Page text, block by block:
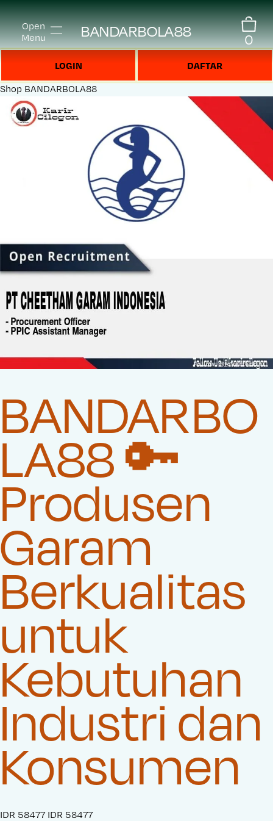
Open
Menu
BANDARBOLA88 0
LOGIN DAFTAR
Shop BANDARBOLA88
BANDARBO
LA88 🔑
Produsen
Garam
Berkualitas
untuk
Kebutuhan
Industri dan
Konsumen
S
IDR 58477 O
IDR 58477